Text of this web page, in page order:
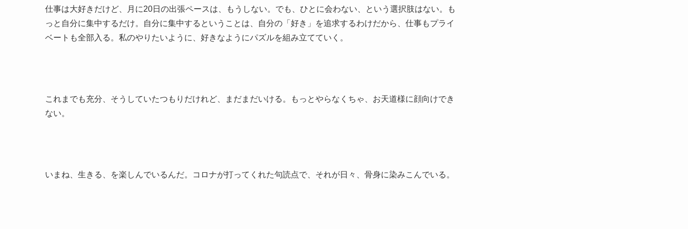
仕事は大好きだけど、月に20日の出張ペースは、もうしない。でも、ひとに会わない、という選択肢はない。も
っと自分に集中するだけ。自分に集中するということは、自分の「好き」を追求するわけだから、仕事もプライ
ベートも全部入る。私のやりたいように、好きなようにパズルを組み立てていく。
これまでも充分、そうしていたつもりだけれど、まだまだいける。もっとやらなくちゃ、お天道様に顔向けでき
ない。
いまね、生きる、を楽しんでいるんだ。コロナが打ってくれた句読点で、それが日々、骨身に染みこんでいる。